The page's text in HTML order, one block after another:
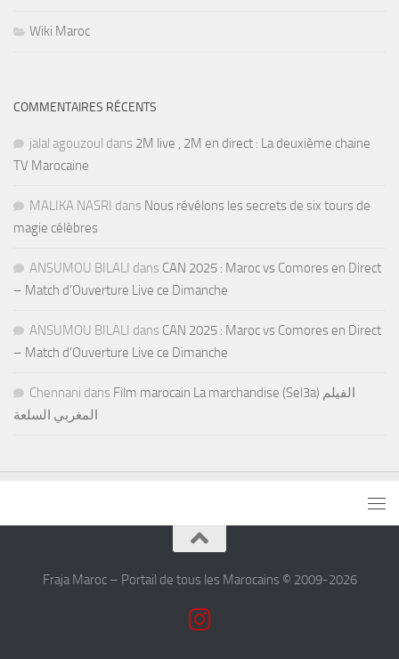
Wiki Maroc
COMMENTAIRES RÉCENTS
jalal agouzoul dans 2M live , 2M en direct : La deuxième chaine
TV Marocaine
MALIKA NASRI dans Nous révélons les secrets de six tours de
magie célèbres
ANSUMOU BILALI dans CAN 2025 : Maroc vs Comores en Direct
– Match d’Ouverture Live ce Dimanche
ANSUMOU BILALI dans CAN 2025 : Maroc vs Comores en Direct
– Match d’Ouverture Live ce Dimanche
Chennani dans Film marocain La marchandise (Sel3a) الفيلم
المغربي السلعة
Fraja Maroc – Portail de tous les Marocains © 2009-2026